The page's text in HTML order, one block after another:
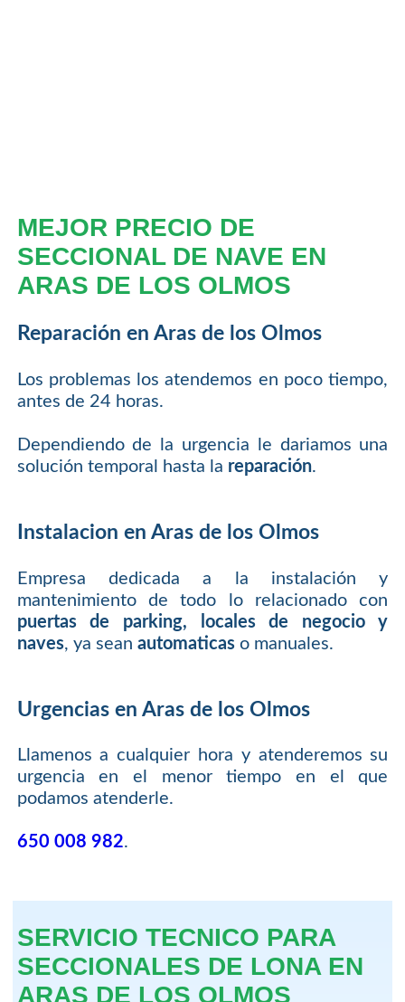
MEJOR PRECIO DE
SECCIONAL DE NAVE EN
ARAS DE LOS OLMOS
Reparación en Aras de los Olmos
Los problemas los atendemos en poco tiempo,
antes de 24 horas.
Dependiendo de la urgencia le dariamos una
solución temporal hasta la reparación.
Instalacion en Aras de los Olmos
Empresa dedicada a la instalación y
mantenimiento de todo lo relacionado con
puertas de parking, locales de negocio y
naves, ya sean automaticaso manuales.
Urgencias en Aras de los Olmos
Llamenos a cualquier hora y atenderemos su
urgencia en el menor tiempo en el que
podamos atenderle.
650 008 982.
SERVICIO TECNICO PARA
SECCIONALES DE LONA EN
ARAS DE LOS OLMOS